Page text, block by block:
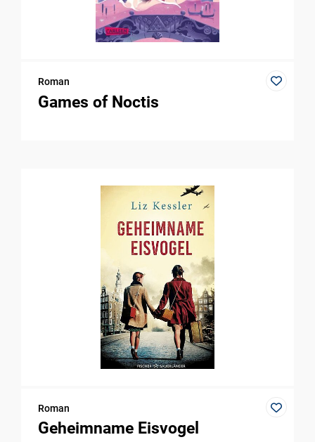
Roman
Games of Noctis
Roman
Geheimname Eisvogel